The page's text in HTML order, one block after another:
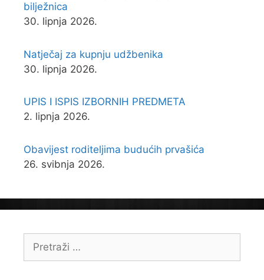
bilježnica
30. lipnja 2026.
Natječaj za kupnju udžbenika
30. lipnja 2026.
UPIS I ISPIS IZBORNIH PREDMETA
2. lipnja 2026.
Obavijest roditeljima budućih prvašića
26. svibnja 2026.